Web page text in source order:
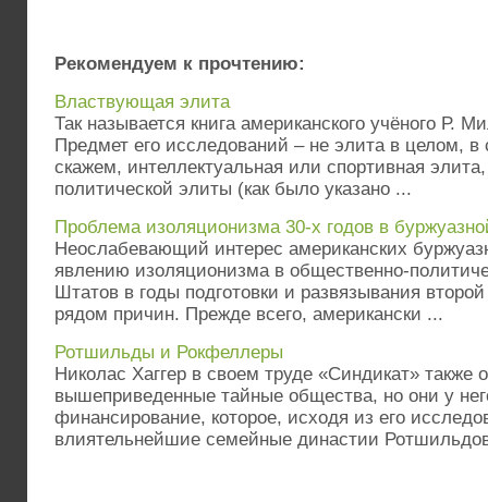
Рекомендуем к прочтению:
Властвующая элита
Так называется книга американского учёного Р.
Предмет его исследований – не элита в целом, в
скажем, интеллектуальная или спортивная
политической элиты (как было указано ...
Проблема изоляционизма 30-х годов в
Неослабевающий интерес американских
явлению изоляционизма в общественно-
Штатов в годы подготовки и развязывания
рядом причин. Прежде всего, американски ...
Ротшильды и Рокфеллеры
Николас Хаггер в своем труде «Синдикат» также
вышеприведенные тайные общества, но они у
финансирование, которое, исходя из его
влиятельнейшие семейные династии